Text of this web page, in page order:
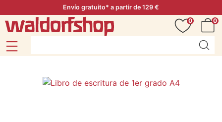
Envío gratuito* a partir de 129 €
0
0